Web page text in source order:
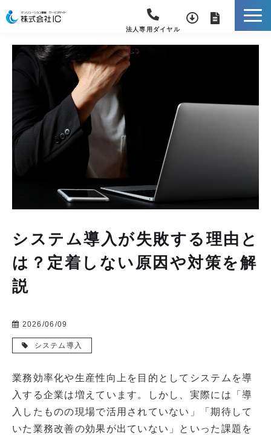
法人専用ダイヤル
システム導入が失敗する理由と
は？定着しない原因や対策を解
説
2026/06/09
システム導入
業務効率化や生産性向上を目的としてシステムを導
入する企業は増えています。しかし、実際には「導
入したものの現場で活用されていない」「期待して
いた業務改善の効果が出ていない」といった課題を